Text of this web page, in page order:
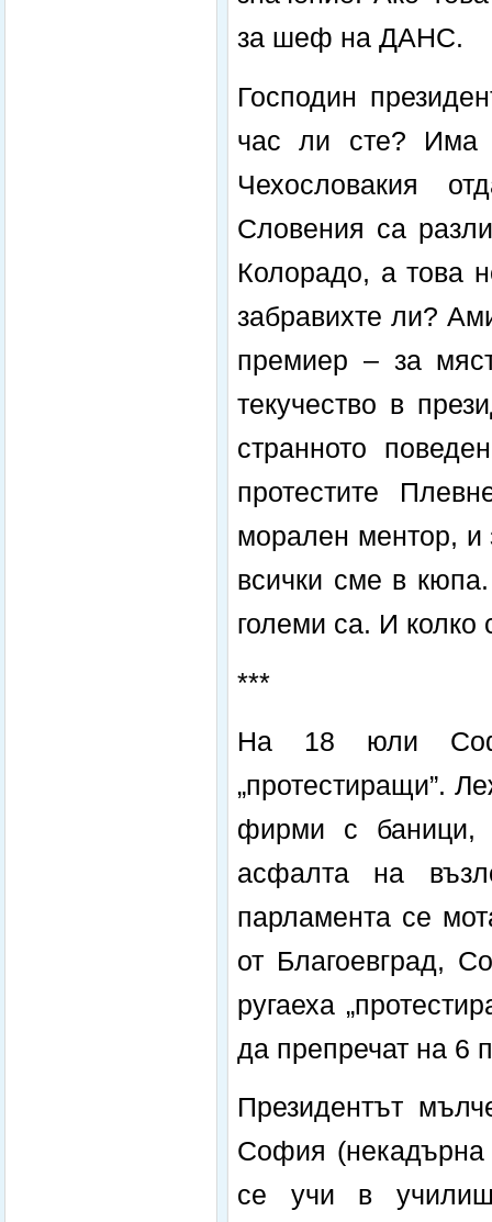
за шеф на ДАНС.
Господин
час ли сте? Има
Чехословакия
Словения са
Колорадо, а това
забравихте ли?
премиер – за
текучество в
странното
протестите
морален ментор, и
всички сме в
големи са. И колко
***
На 18 юли
„протестиращи”.
фирми с баници,
асфалта на
парламента се
от Благоевград,
ругаеха
да препречат на 6
Президентът
София (некадърна
се учи в